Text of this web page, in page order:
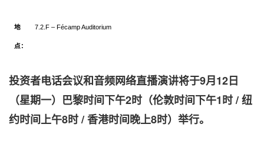
地
点：
7.2.F – Fécamp Auditorium
投资者电话会议和音频网络直播演讲将于9月12日
（星期一）巴黎时间下午2时 （伦敦时间下午1时/纽
约时间上午8时/ 香港时间晚上8时） 举行。